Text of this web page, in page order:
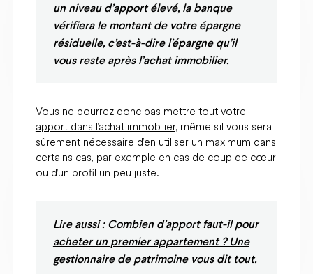
un niveau d’apport élevé, la banque
vérifiera le montant de votre épargne
résiduelle, c’est-à-dire l’épargne qu’il
vous reste après l’achat immobilier.
Vous ne pourrez donc pas mettre tout votre
apport dans l’achat immobilier, même s’il vous sera
sûrement nécessaire d’en utiliser un maximum dans
certains cas, par exemple en cas de coup de cœur
ou d’un profil un peu juste.
Lire aussi :Combien d’apport faut-il pour
acheter un premier appartement ? Une
gestionnaire de patrimoine vous dit tout.